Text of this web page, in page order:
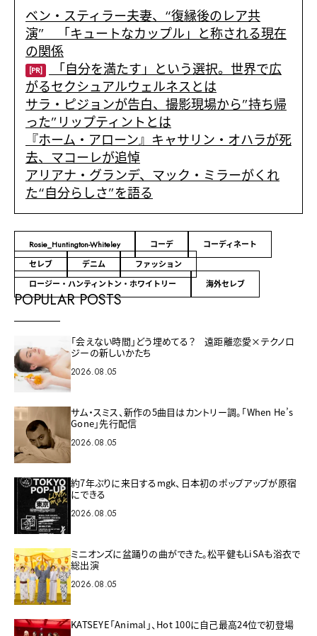
ベン・スティラー夫妻、“復縁後のレア共
演” 「キュートなカップル」と称される現在
の関係
[PR]
「自分を満たす」という選択。世界で広
がるセクシュアルウェルネスとは
サラ・ピジョンが告白、撮影現場から”持ち帰
った”リップティントとは
『ホーム・アローン』キャサリン・オハラが死
去、マコーレが追悼
アリアナ・グランデ、マック・ミラーがくれ
た“自分らしさ”を語る
Rosie_Huntington-Whiteley コーデ
コーディネート
セレブ
デニム
ファッション
ロージー・ハンティントン・ホワイトリー
海外セレブ
POPULAR POSTS
「会えない時間」どう埋めてる？ 遠距離恋愛×テクノロ
ジーの新しいかたち
2026.08.05
サム・スミス、新作の5曲目はカントリー調。「When He’s
Gone」先行配信
2026.08.05
約7年ぶりに来日するmgk、日本初のポップアップが原宿
にできる
2026.08.05
ミニオンズに盆踊りの曲ができた。松平健もLiSAも浴衣で
総出演
2026.08.05
KATSEYE「Animal」、Hot 100に自己最高24位で初登場